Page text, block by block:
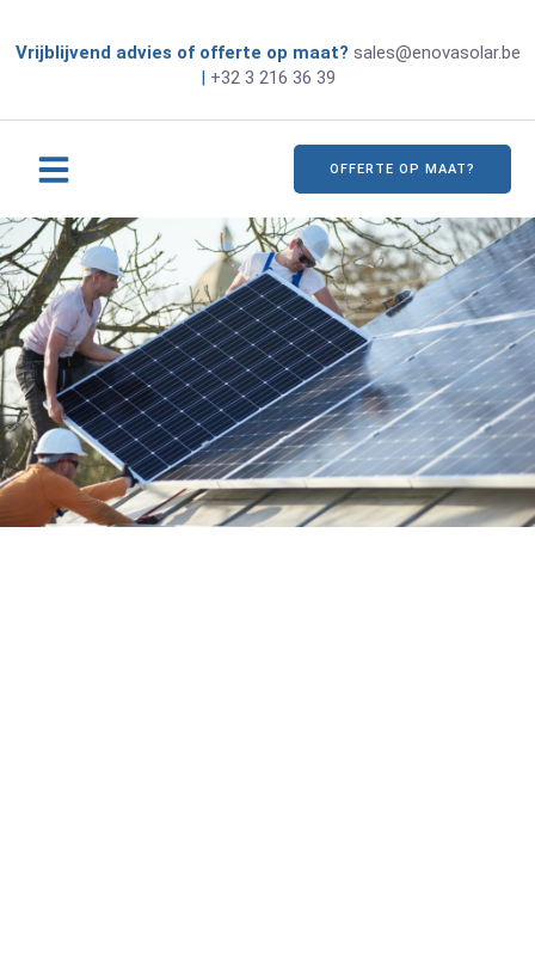
Vrijblijvend advies of offerte op maat? sales@enovasolar.be
| +32 3 216 36 39
OFFERTE OP MAAT?